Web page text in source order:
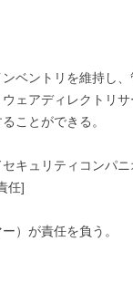
ベントリを維持し
ェアディレクトリ
ことができる。
キュリティコンパニ
任]
）が責任を負う。